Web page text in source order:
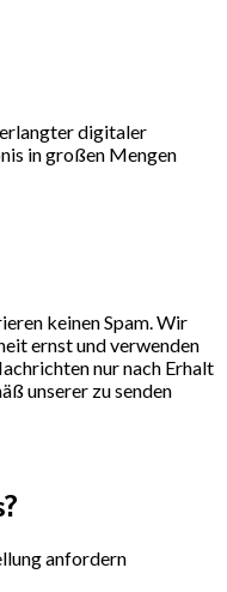
digitaler
in großen Mengen
keinen Spam. Wir
ernst und verwenden
nur nach Erhalt
unserer zu senden
anfordern